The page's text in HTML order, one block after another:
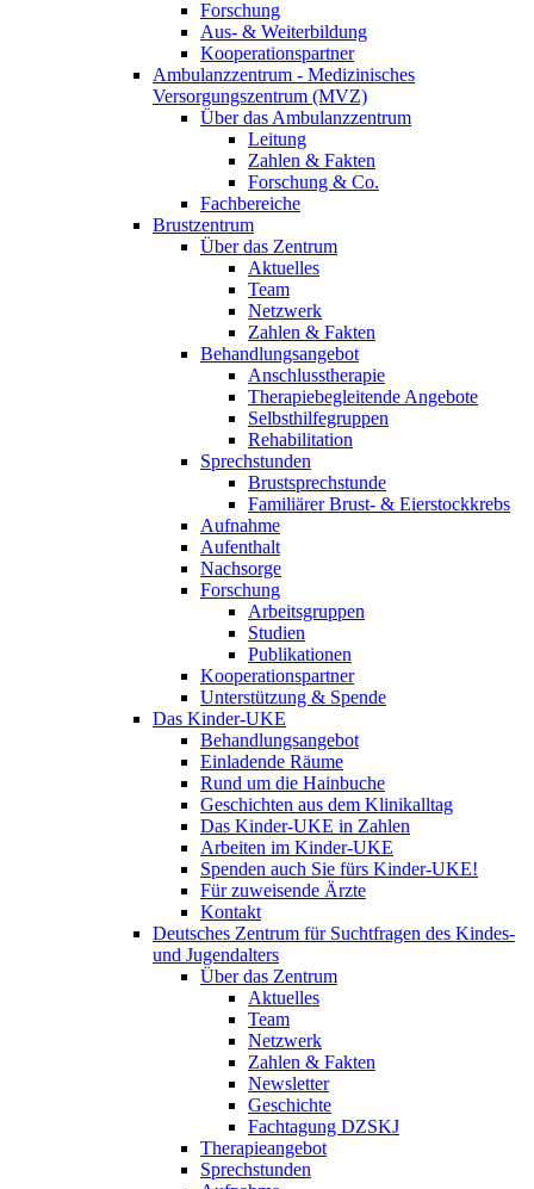
Forschung
Aus- & Weiterbildung
Kooperationspartner
Ambulanzzentrum - Medizinisches
Versorgungszentrum (MVZ)
Über das Ambulanzzentrum
Leitung
Zahlen & Fakten
Forschung & Co.
Fachbereiche
Brustzentrum
Über das Zentrum
Aktuelles
Team
Netzwerk
Zahlen & Fakten
Behandlungsangebot
Anschlusstherapie
Therapiebegleitende Angebote
Selbsthilfegruppen
Rehabilitation
Sprechstunden
Brustsprechstunde
Familiärer Brust- & Eierstockkrebs
Aufnahme
Aufenthalt
Nachsorge
Forschung
Arbeitsgruppen
Studien
Publikationen
Kooperationspartner
Unterstützung & Spende
Das Kinder-UKE
Behandlungsangebot
Einladende Räume
Rund um die Hainbuche
Geschichten aus dem Klinikalltag
Das Kinder-UKE in Zahlen
Arbeiten im Kinder-UKE
Spenden auch Sie fürs Kinder-UKE!
Für zuweisende Ärzte
Kontakt
Deutsches Zentrum für Suchtfragen des Kindes-
und Jugendalters
Über das Zentrum
Aktuelles
Team
Netzwerk
Zahlen & Fakten
Newsletter
Geschichte
Fachtagung DZSKJ
Therapieangebot
Sprechstunden